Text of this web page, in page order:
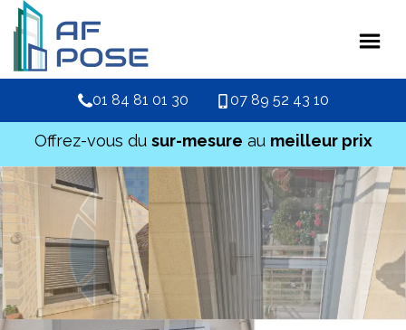
01 84 81 01 30 07 89 52 43 10
Offrez-vous du sur-mesure au meilleur prix